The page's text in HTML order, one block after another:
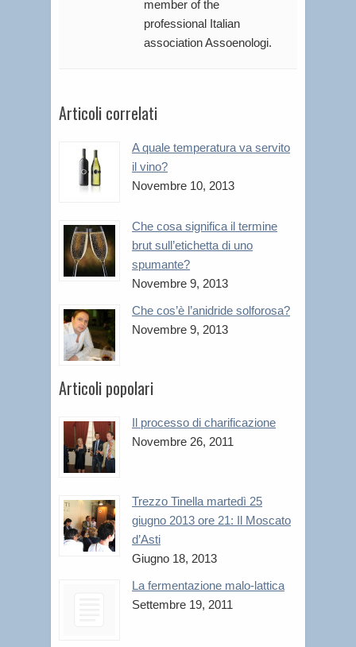
member of the
professional Italian
association Assoenologi.
Articoli correlati
A quale temperatura va servito
il vino?
Novembre 10, 2013
Che cosa significa il termine
brut sull’etichetta di uno
spumante?
Novembre 9, 2013
Che cos’è l’anidride solforosa?
Novembre 9, 2013
Articoli popolari
Il processo di charificazione
Novembre 26, 2011
Trezzo Tinella martedì 25
giugno 2013 ore 21: Il Moscato
d’Asti
Giugno 18, 2013
La fermentazione malo-lattica
Settembre 19, 2011